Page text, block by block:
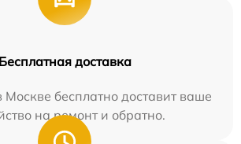
Бесплатная доставка
бесплатно доставит ваше
на ремонт и обратно.